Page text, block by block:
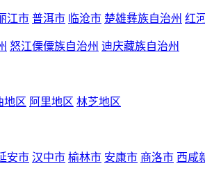
江市 普洱市 临沧市 楚雄彝族自治州 红
怒江傈僳族自治州 迪庆藏族自治州
地区 阿里地区 林芝地区
安市 汉中市 榆林市 安康市 商洛市 西咸